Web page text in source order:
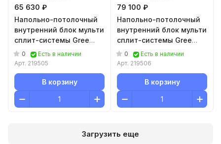
65 630 ₽
Напольно-потолочный
внутренний блок мульти
сплит-системы Gree
Free Match IV GTH(12)CA-
K6DNA1A/I
0
Есть в наличии
Арт. 219505
В корзину
79 100 ₽
Напольно-потолочный
внутренний блок мульти
сплит-системы Gree
Free Match IV GTH(18)CA-
K6DNA1A/I
0
Есть в наличии
Арт. 219506
В корзину
Загрузить еще